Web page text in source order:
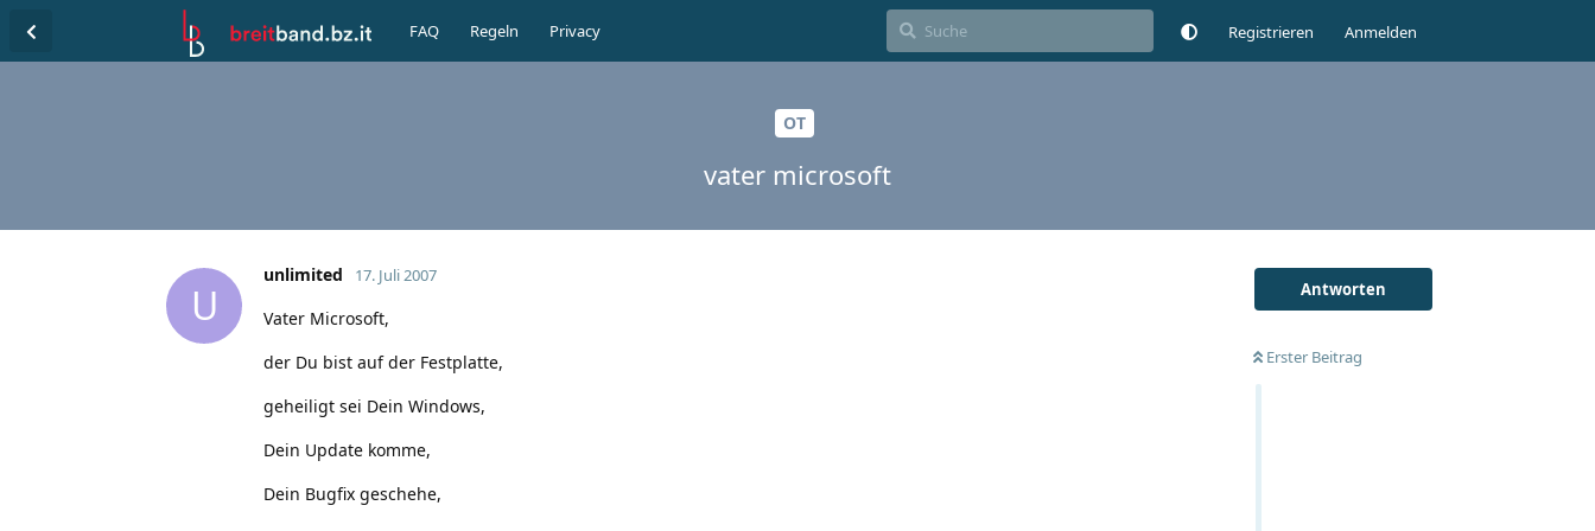
FAQ Regeln Privacy Registrieren Anmelden
OT
vater microsoft
Antworten
Erster Beitrag
U
unlimited 17. Juli 2007
Vater Microsoft,
der Du bist auf der Festplatte,
geheiligt sei Dein Windows,
Dein Update komme,
Dein Bugfix geschehe,